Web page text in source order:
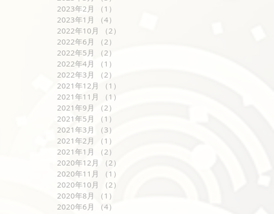
2023年2月
（1）
2023年1月
（4）
2022年10月
（2）
2022年6月
（2）
2022年5月
（2）
2022年4月
（1）
2022年3月
（2）
2021年12月
（1）
2021年11月
（1）
2021年9月
（2）
2021年5月
（1）
2021年3月
（3）
2021年2月
（1）
2021年1月
（2）
2020年12月
（2）
2020年11月
（1）
2020年10月
（2）
2020年8月
（1）
2020年6月
（4）